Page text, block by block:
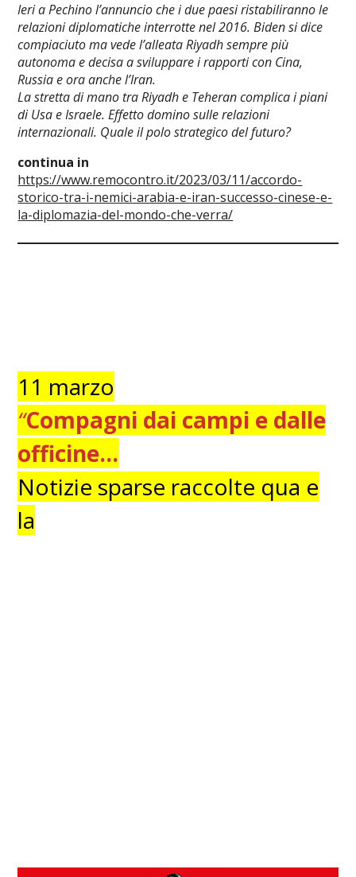
Ieri a Pechino l’annuncio che i due paesi ristabiliranno le
relazioni diplomatiche interrotte nel 2016. Biden si dice
compiaciuto ma vede l’alleata Riyadh sempre più
autonoma e decisa a sviluppare i rapporti con Cina,
Russia e ora anche l’Iran.
La stretta di mano tra Riyadh e Teheran complica i piani
di Usa e Israele. Effetto domino sulle relazioni
internazionali. Quale il polo strategico del futuro?
continua in
https://www.remocontro.it/2023/03/11/accordo-
storico-tra-i-nemici-arabia-e-iran-successo-cinese-e-
la-diplomazia-del-mondo-che-verra/
11 marzo
“Compagni dai campi e dalle
officine…
Notizie sparse raccolte qua e
la